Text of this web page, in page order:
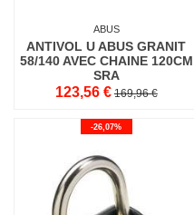
ABUS
ANTIVOL U ABUS GRANIT
58/140 AVEC CHAINE 120CM
SRA
123,56 € 169,96 €
-26,07%